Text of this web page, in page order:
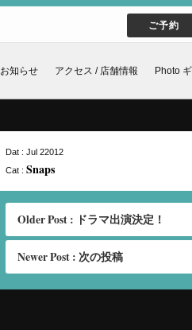
ご予約
Photo
アクセス / 店舗情報
お知らせ
Dat : Jul 22012
Cat : Snaps
Older Post : ドラマ出演決定！
Newer Post : 次の投稿